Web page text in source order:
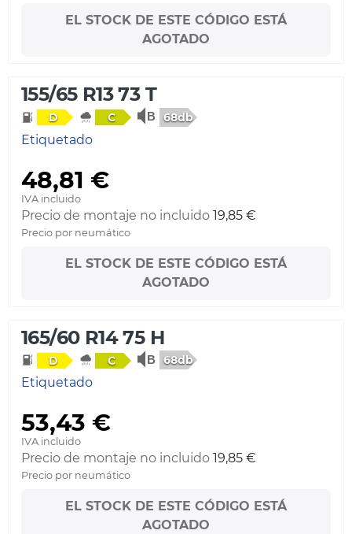
EL STOCK DE ESTE CÓDIGO ESTÁ
AGOTADO
155/65 R13 73 T
D C 68db
Etiquetado
48,81 €
IVA incluido
Precio de montaje no incluido 19,85 €
Precio por neumático
EL STOCK DE ESTE CÓDIGO ESTÁ
AGOTADO
165/60 R14 75 H
D C 68db
Etiquetado
53,43 €
IVA incluido
Precio de montaje no incluido 19,85 €
Precio por neumático
EL STOCK DE ESTE CÓDIGO ESTÁ
AGOTADO